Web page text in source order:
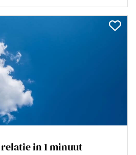
in 1 minuut